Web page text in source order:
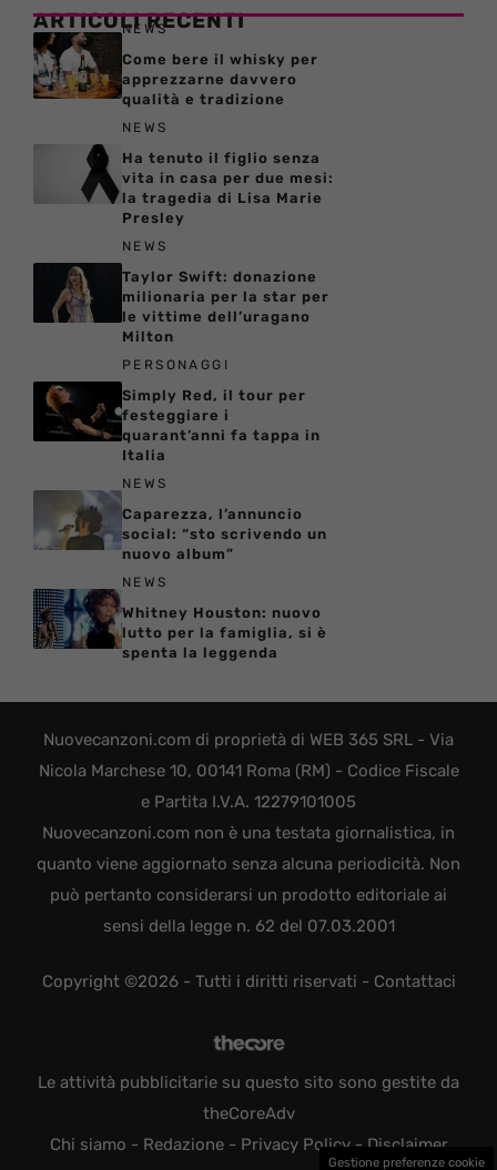
ARTICOLI RECENTI
NEWS
Come bere il whisky per
apprezzarne davvero
qualità e tradizione
NEWS
Ha tenuto il figlio senza
vita in casa per due mesi:
la tragedia di Lisa Marie
Presley
NEWS
Taylor Swift: donazione
milionaria per la star per
le vittime dell’uragano
Milton
PERSONAGGI
Simply Red, il tour per
festeggiare i
quarant’anni fa tappa in
Italia
NEWS
Caparezza, l’annuncio
social: “sto scrivendo un
nuovo album”
NEWS
Whitney Houston: nuovo
lutto per la famiglia, si è
spenta la leggenda
Nuovecanzoni.com di proprietà di WEB 365 SRL - Via
Nicola Marchese 10, 00141 Roma (RM) - Codice Fiscale
e Partita I.V.A. 12279101005
Nuovecanzoni.com non è una testata giornalistica, in
quanto viene aggiornato senza alcuna periodicità. Non
può pertanto considerarsi un prodotto editoriale ai
sensi della legge n. 62 del 07.03.2001
Copyright ©2026 - Tutti i diritti riservati - Contattaci
Le attività pubblicitarie su questo sito sono gestite da
theCoreAdv
Chi siamo - Redazione- Privacy Policy- Disclaimer
Gestione preferenze cookie